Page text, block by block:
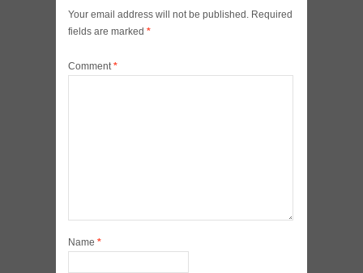
Your email address will not be published. Required
fields are marked *
Comment*
Name *